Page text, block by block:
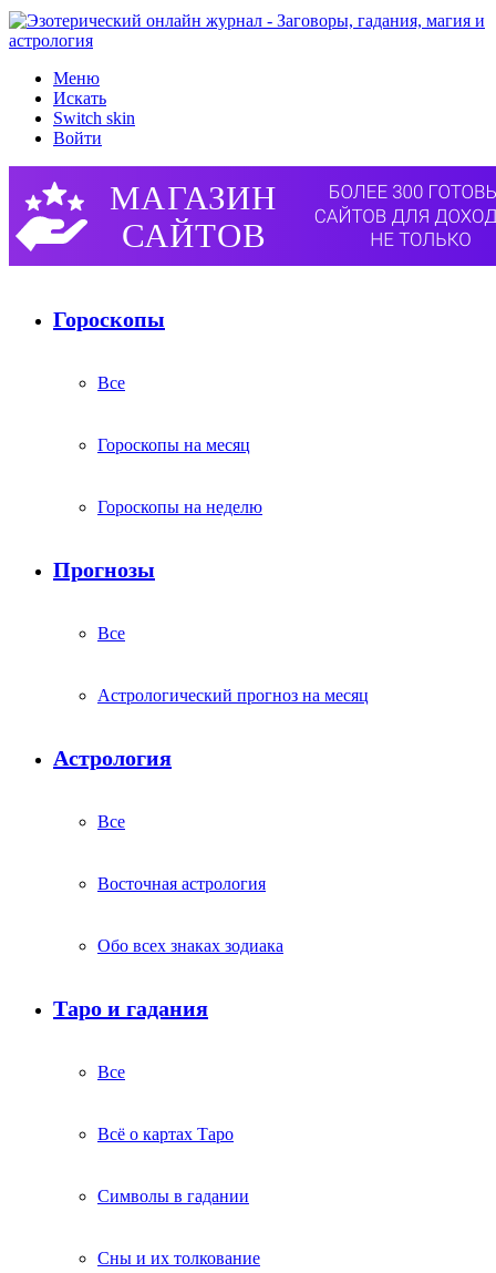
Меню
Искать
Switch skin
Войти
Гороскопы
Все
Гороскопы на месяц
Гороскопы на неделю
Прогнозы
Все
Астрологический прогноз на месяц
Астрология
Все
Восточная астрология
Обо всех знаках зодиака
Таро и гадания
Все
Всё о картах Таро
Символы в гадании
Сны и их толкование